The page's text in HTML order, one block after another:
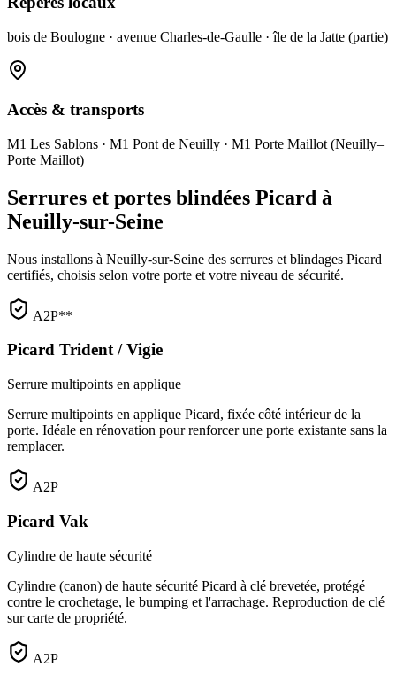
bois de Boulogne · avenue Charles-de-Gaulle · île de la Jatte (partie)
Accès & transports
M1 Les Sablons · M1 Pont de Neuilly · M1 Porte Maillot (Neuilly–
Porte Maillot)
Serrures et portes blindées Picard à
Neuilly-sur-Seine
Nous installons à Neuilly-sur-Seine des serrures et blindages Picard
certifiés, choisis selon votre porte et votre niveau de sécurité.
A2P**
Picard Trident / Vigie
Serrure multipoints en applique
Serrure multipoints en applique Picard, fixée côté intérieur de la
porte. Idéale en rénovation pour renforcer une porte existante sans la
remplacer.
A2P
Picard Vak
Cylindre de haute sécurité
Cylindre (canon) de haute sécurité Picard à clé brevetée, protégé
contre le crochetage, le bumping et l'arrachage. Reproduction de clé
sur carte de propriété.
A2P